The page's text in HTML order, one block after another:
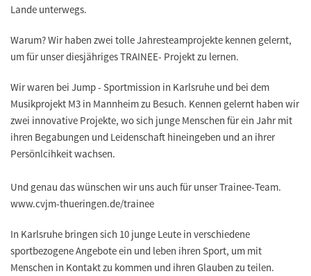
Lande unterwegs.
Warum? Wir haben zwei tolle Jahresteamprojekte kennen gelernt,
um für unser diesjährigesTRAINEE- Projektzu lernen.
Wir waren bei Jump - Sportmission in Karlsruhe und bei dem
Musikprojekt M3 in Mannheim zu Besuch. Kennen gelernt haben wir
zwei innovative Projekte, wo sich junge Menschen für ein Jahr mit
ihren Begabungen und Leidenschaft hineingeben und an ihrer
Persönlcihkeit wachsen.
Und genau das wünschen wir uns auch für unser Trainee-Team.
www.cvjm-thueringen.de/trainee
In Karlsruhe bringen sich 10 junge Leute in verschiedene
sportbezogene Angebote ein und leben ihren Sport, um mit
Menschen in Kontakt zu kommen und ihren Glauben zu teilen.